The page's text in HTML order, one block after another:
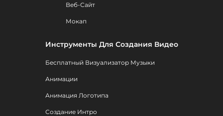
Веб-Сайт
Мокап
Инструменты Для Создания Видео
Бесплатный Визуализатор Музыки
Анимации
Анимация Логотипа
Создание Интро